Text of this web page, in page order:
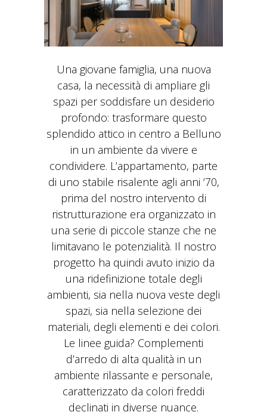
Una giovane famiglia, una nuova
casa, la necessità di ampliare gli
spazi per soddisfare un desiderio
profondo: trasformare questo
splendido attico in centro a Belluno
in un ambiente da vivere e
condividere. L’appartamento, parte
di uno stabile risalente agli anni ‘70,
prima del nostro intervento di
ristrutturazione era organizzato in
una serie di piccole stanze che ne
limitavano le potenzialità. Il nostro
progetto ha quindi avuto inizio da
una ridefinizione totale degli
ambienti, sia nella nuova veste degli
spazi, sia nella selezione dei
materiali, degli elementi e dei colori.
Le linee guida? Complementi
d’arredo di alta qualità in un
ambiente rilassante e personale,
caratterizzato da colori freddi
declinati in diverse nuance.